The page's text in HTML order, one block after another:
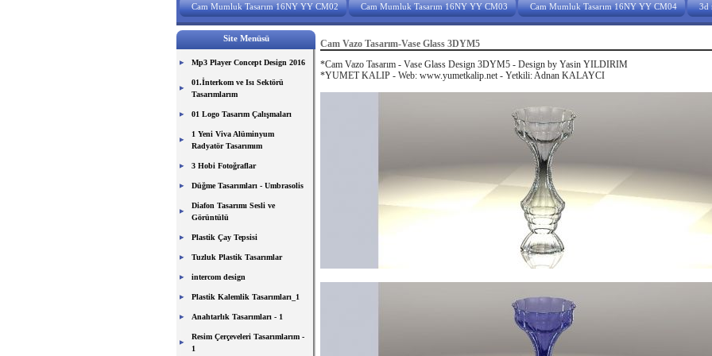
Cam Mumluk Tasarım 16NY YY CM02 Cam Mumluk Tasarım 16NY YY CM03 Cam Mumluk Tasarım 16NY YY CM04 3d
Site Menüsü
Mp3 Player Concept Design 2016
01.İnterkom ve Isı Sektörü
Tasarımlarım
01 Logo Tasarım Çalışmaları
1 Yeni Viva Alüminyum
Radyatör Tasarımım
3 Hobi Fotoğraflar
Düğme Tasarımları - Umbrasolis
Diafon Tasarımı Sesli ve
Görüntülü
Plastik Çay Tepsisi
Tuzluk Plastik Tasarımlar
intercom design
Plastik Kalemlik Tasarımları_1
Anahtarlık Tasarımları - 1
Resim Çerçeveleri Tasarımlarım -
1
Cam Vazo Tasarım-Vase Glass 3DYM5
*Cam Vazo Tasarım - Vase Glass Design 3DYM5 - Design by Yasin YILDIRIM
*YUMET KALIP - Web: www.yumetkalip.net - Yetkili: Adnan KALAYCI